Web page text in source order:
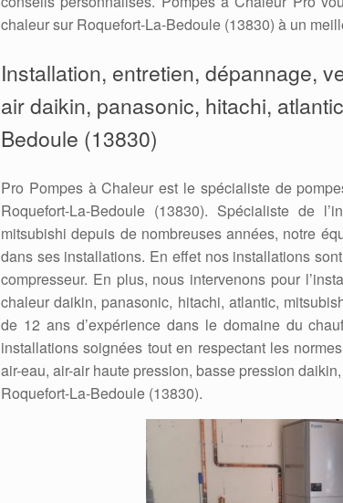
chaleur sur Roquefort-La-Bedoule (13830) à un
Installation, entretien, dépannage,
air daikin, panasonic, hitachi,
Bedoule (13830)
Pro Pompes à Chaleur est le spécialiste de
Roquefort-La-Bedoule (13830). Spécialiste de
mitsubishi depuis de nombreuses années, notre
dans ses installations. En effet nos installations
compresseur. En plus, nous intervenons pour
chaleur daikin, panasonic, hitachi, atlantic,
de 12 ans d’expérience dans le domaine du
installations soignées tout en respectant les
air-eau, air-air haute pression, basse pression
Roquefort-La-Bedoule (13830).